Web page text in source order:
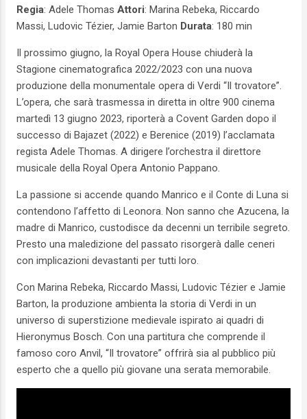
Regia: Adele Thomas Attori: Marina Rebeka, Riccardo
Massi, Ludovic Tézier, Jamie Barton Durata: 180 min
Il prossimo giugno, la Royal Opera House chiuderà la
Stagione cinematografica 2022/2023 con una nuova
produzione della monumentale opera di Verdi “Il trovatore”.
L’opera, che sarà trasmessa in diretta in oltre 900 cinema
martedì 13 giugno 2023, riporterà a Covent Garden dopo il
successo di Bajazet (2022) e Berenice (2019) l’acclamata
regista Adele Thomas. A dirigere l’orchestra il direttore
musicale della Royal Opera Antonio Pappano.
La passione si accende quando Manrico e il Conte di Luna si
contendono l’affetto di Leonora. Non sanno che Azucena, la
madre di Manrico, custodisce da decenni un terribile segreto.
Presto una maledizione del passato risorgerà dalle ceneri
con implicazioni devastanti per tutti loro.
Con Marina Rebeka, Riccardo Massi, Ludovic Tézier e Jamie
Barton, la produzione ambienta la storia di Verdi in un
universo di superstizione medievale ispirato ai quadri di
Hieronymus Bosch. Con una partitura che comprende il
famoso coro Anvil, “Il trovatore” offrirà sia al pubblico più
esperto che a quello più giovane una serata memorabile.